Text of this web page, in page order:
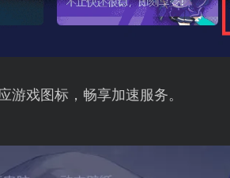
戏图标，畅享加速服务。